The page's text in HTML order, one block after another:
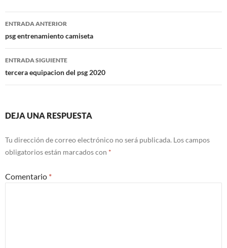
Navegación
de
entradas
ENTRADA ANTERIOR
psg entrenamiento camiseta
ENTRADA SIGUIENTE
tercera equipacion del psg 2020
DEJA UNA RESPUESTA
Tu dirección de correo electrónico no será publicada. Los campos
obligatorios están marcados con *
Comentario *